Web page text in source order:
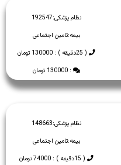
نظام پزشکی:192547
بیمه:تامین اجتماعی
( 25دقیقه ) : 130000 تومان
: 130000 تومان
نظام پزشکی:148663
بیمه:تامین اجتماعی
( 15دقیقه ) : 74000 تومان